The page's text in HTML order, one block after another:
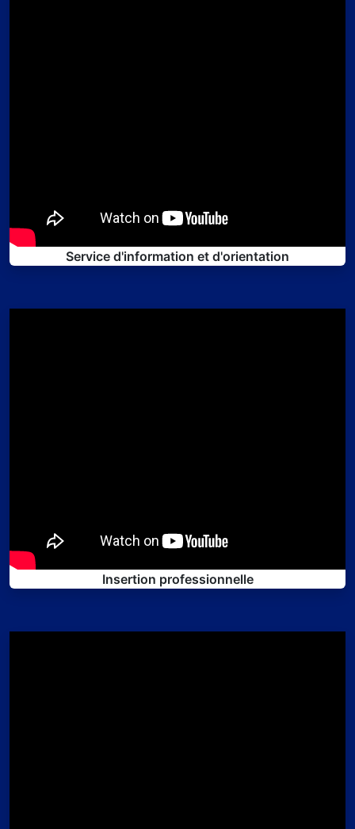
Service d'information et d'orientation
Insertion professionnelle